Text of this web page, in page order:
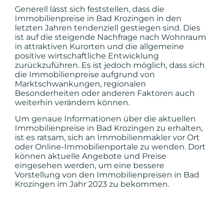
Generell lässt sich feststellen, dass die
Immobilienpreise in Bad Krozingen in den
letzten Jahren tendenziell gestiegen sind. Dies
ist auf die steigende Nachfrage nach Wohnraum
in attraktiven Kurorten und die allgemeine
positive wirtschaftliche Entwicklung
zurückzuführen. Es ist jedoch möglich, dass sich
die Immobilienpreise aufgrund von
Marktschwankungen, regionalen
Besonderheiten oder anderen Faktoren auch
weiterhin verändern können.
Um genaue Informationen über die aktuellen
Immobilienpreise in Bad Krozingen zu erhalten,
ist es ratsam, sich an Immobilienmakler vor Ort
oder Online-Immobilienportale zu wenden. Dort
können aktuelle Angebote und Preise
eingesehen werden, um eine bessere
Vorstellung von den Immobilienpreisen in Bad
Krozingen im Jahr 2023 zu bekommen.